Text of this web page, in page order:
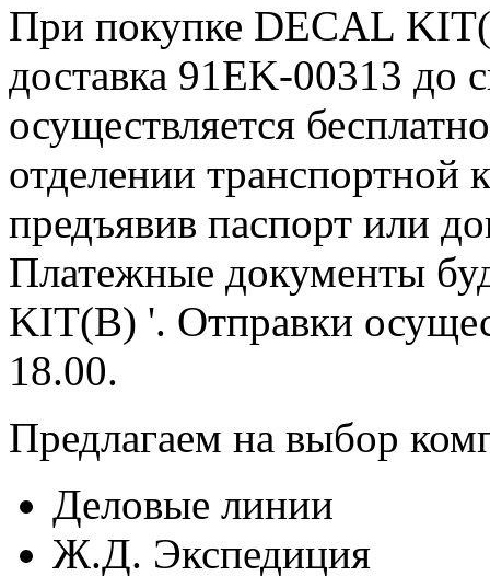
При покупке DECAL
доставка 91EK-00313 до
осуществляется
отделении транспортной
предъявив паспорт или
Платежные документы
KIT(B) '. Отправки
18.00.
Предлагаем на выбор
Деловые линии
Ж.Д. Экспедиция